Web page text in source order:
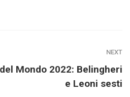
NEXT
Mondo 2022: Belingheri
e Leoni sesti